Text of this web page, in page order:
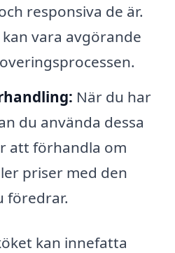
responsiva de är.
vara avgörande
När du har
du använda dessa
att förhandla om
priser med den
föredrar.
kan innefatta